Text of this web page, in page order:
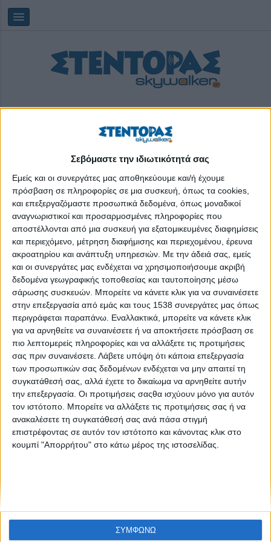
Σεβόμαστε την ιδιωτικότητά σας
Εμείς και οι συνεργάτες μας αποθηκεύουμε και/ή έχουμε
πρόσβαση σε πληροφορίες σε μια συσκευή, όπως τα cookies,
και επεξεργαζόμαστε προσωπικά δεδομένα, όπως μοναδικοί
αναγνωριστικοί και προσαρμοσμένες πληροφορίες που
αποστέλλονται από μια συσκευή για εξατομικευμένες διαφημίσεις
και περιεχόμενο, μέτρηση διαφήμισης και περιεχομένου, έρευνα
ακροατηρίου και ανάπτυξη υπηρεσιών. Με την άδειά σας, εμείς
και οι συνεργάτες μας ενδέχεται να χρησιμοποιήσουμε ακριβή
δεδομένα γεωγραφικής τοποθεσίας και ταυτοποίησης μέσω
σάρωσης συσκευών. Μπορείτε να κάνετε κλικ για να συναινέσετε
στην επεξεργασία από εμάς και τους 1538 συνεργάτες μας όπως
περιγράφεται παραπάνω. Εναλλακτικά, μπορείτε να κάνετε κλικ
για να αρνηθείτε να συναινέσετε ή να αποκτήσετε πρόσβαση σε
πιο λεπτομερείς πληροφορίες και να αλλάξετε τις προτιμήσεις
σας πριν συναινέσετε. Λάβετε υπόψη ότι κάποια επεξεργασία
των προσωπικών σας δεδομένων ενδέχεται να μην απαιτεί τη
συγκατάθεσή σας, αλλά έχετε το δικαίωμα να αρνηθείτε αυτήν
την επεξεργασία. Οι προτιμήσεις σαςθα ισχύουν μόνο για αυτόν
τον ιστότοπο. Μπορείτε να αλλάξετε τις προτιμήσεις σας ή να
ανακαλέσετε τη συγκατάθεσή σας ανά πάσα στιγμή
επιστρέφοντας σε αυτόν τον ιστότοπο και κάνοντας κλικ στο
κουμπί "Απορρήτου" στο κάτω μέρος της ιστοσελίδας.
ΣΥΜΦΩΝΩ
Παρασκευή, 07/08/202610:18:45
Ioniki
Ioniki: 3 ανοιχτές θέσεις εργασίας
None feed
CONNECT